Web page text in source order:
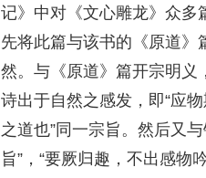
记》中对《文心雕龙》众多
先将此篇与该书的《原道》
然。与《原道》篇开宗明义
诗出于自然之感发，即“应
之道也”同一宗旨。然后又
旨”，“要厥归趣，不出感物